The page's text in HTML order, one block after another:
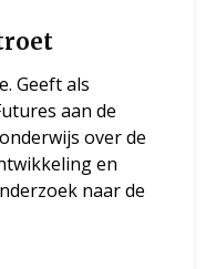
Geeft als
aan de
over de
en
naar de